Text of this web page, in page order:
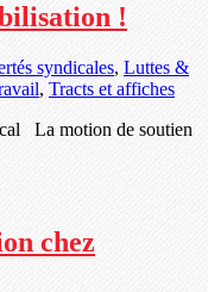
!
syndicales, Luttes &
, Tracts et affiches
La motion de soutien
chez